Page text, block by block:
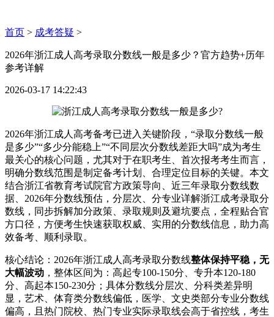
首页 > 成考答疑 >
2026年浙江成人高考录取分数线一般是多少？官方趋势+历年
参考详解
2026-03-17 14:22:43
2026年浙江成人高考备考已进入关键阶段，“录取分数线一般
是多少”“多少分能稳上”“不同层次分数线差距大吗”成为考生
最关心的核心问题，尤其对于在职考生、首次报考考生而言，
明确分数线范围是制定备考计划、合理定位目标的关键。本文
结合浙江省教育考试院官方政策导向、近三年录取分数线数
据、2026年分数线预估，分层次、分专业详解浙江成考录取分
数线，同步拆解加分政策、录取规则及避坑要点，全程贴合官
方口径，方便考生快速获取权威、实用的分数线信息，助力高
效备考、顺利录取。
核心结论：2026年浙江成人高考录取分数线整体保持平稳，无
大幅波动 ，整体区间为：高起专100-150分、专升本120-180
分、高起本150-230分；具体分数线分层次、分科类差异明
显，艺术、体育类分数线偏低，医学、文史类部分专业分数线
偏高，且热门院校、热门专业实际录取线会高于省控线，考生